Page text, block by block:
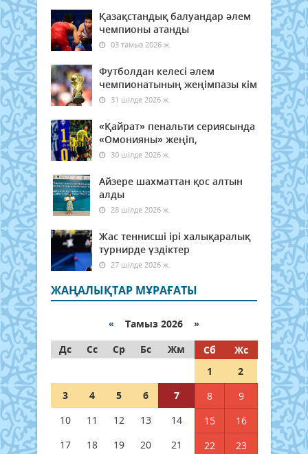
Қазақстандық балуандар әлем
чемпионы атанды
03 тамыз 2026 ж.
Футболдан келесі әлем
чемпионатының жеңімпазы кім
31 шілде 2026 ж.
«Қайрат» пенальти сериясында
«Омонияны» жеңіп,
30 шілде 2026 ж.
Айзере шахматтан қос алтын
алды
28 шілде 2026 ж.
Жас теннисші ірі халықаралық
турнирде үздіктер
27 шілде 2026 ж.
ЖАҢАЛЫҚТАР МҰРАҒАТЫ
« Тамыз 2026 »
Дс
Сс Ср Бс Жм Сб
Жс
1
2
3
4 5 6 7 8
9
10
11 12 13 14 15
16
17
18 19 20 21 22 23